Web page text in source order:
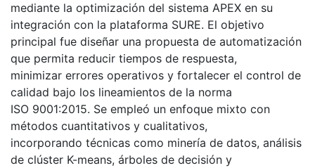
mediante la optimización del sistema APEX en su
integración con la plataforma SURE. El objetivo
principal fue diseñar una propuesta de automatización
que permita reducir tiempos de respuesta,
minimizar errores operativos y fortalecer el control de
calidad bajo los lineamientos de la norma
ISO 9001:2015. Se empleó un enfoque mixto con
métodos cuantitativos y cualitativos,
incorporando técnicas como minería de datos, análisis
de clúster K-means, árboles de decisión y